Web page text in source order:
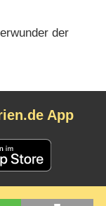
der
App